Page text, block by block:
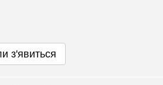
з'явиться